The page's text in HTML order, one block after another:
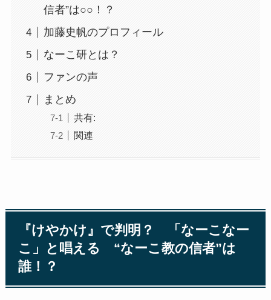
信者”は○○！？
加藤史帆のプロフィール
なーこ研とは？
ファンの声
まとめ
共有:
関連
『けやかけ』で判明？ 「なーこなー
こ」と唱える “なーこ教の信者”は
誰！？